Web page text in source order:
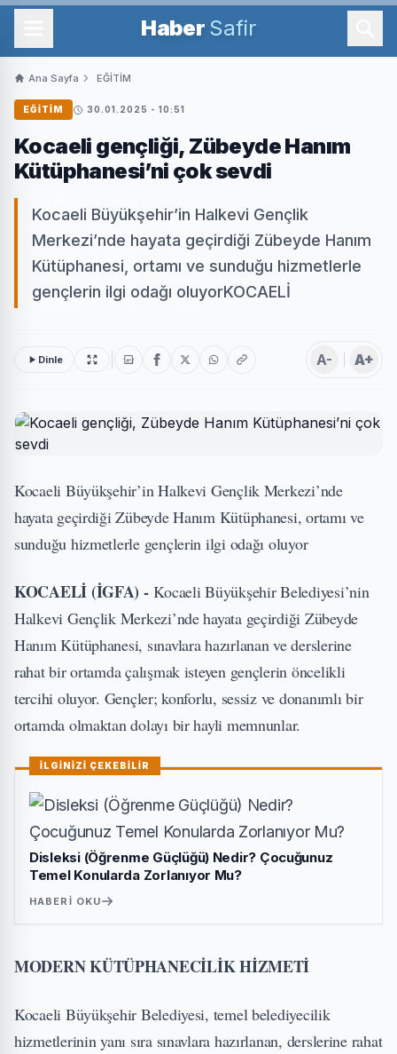
Haber Safir
Ana Sayfa EĞİTİM
EĞİTİM 30.01.2025 - 10:51
Kocaeli gençliği, Zübeyde Hanım
Kütüphanesi’ni çok sevdi
Kocaeli Büyükşehir’in Halkevi Gençlik
Merkezi’nde hayata geçirdiği Zübeyde Hanım
Kütüphanesi, ortamı ve sunduğu hizmetlerle
gençlerin ilgi odağı oluyorKOCAELİ
Dinle A- A+
Kocaeli Büyükşehir’in Halkevi Gençlik Merkezi’nde
hayata geçirdiği Zübeyde Hanım Kütüphanesi, ortamı ve
sunduğu hizmetlerle gençlerin ilgi odağı oluyor
KOCAELİ (İGFA) -Kocaeli Büyükşehir Belediyesi’nin
Halkevi Gençlik Merkezi’nde hayata geçirdiği Zübeyde
Hanım Kütüphanesi, sınavlara hazırlanan ve derslerine
rahat bir ortamda çalışmak isteyen gençlerin öncelikli
tercihi oluyor. Gençler; konforlu, sessiz ve donanımlı bir
ortamda olmaktan dolayı bir hayli memnunlar.
İLGİNİZİ ÇEKEBİLİR
Disleksi (Öğrenme Güçlüğü) Nedir? Çocuğunuz
Temel Konularda Zorlanıyor Mu?
HABERI OKU
MODERN KÜTÜPHANECİLİK HİZMETİ
Kocaeli Büyükşehir Belediyesi, temel belediyecilik
hizmetlerinin yanı sıra sınavlara hazırlanan, derslerine rahat